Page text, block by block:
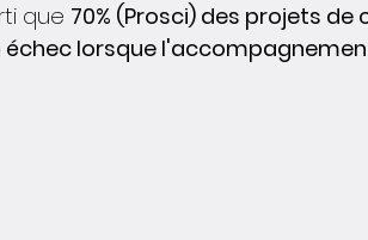
que 70% (Prosci) des projets
échec lorsque